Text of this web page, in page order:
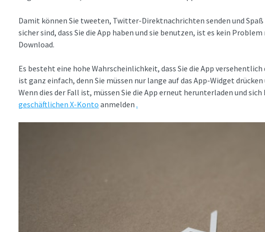
Damit können Sie tweeten, Twitter-Direktnachrichten senden und Spaß
sicher sind, dass Sie die App haben und sie benutzen, ist es kein
Download.
Es besteht eine hohe Wahrscheinlichkeit, dass Sie die App
ist ganz einfach, denn Sie müssen nur lange auf das App-Widget
Wenn dies der Fall ist, müssen Sie die App erneut herunterladen und
geschäftlichen X-Konto anmelden .